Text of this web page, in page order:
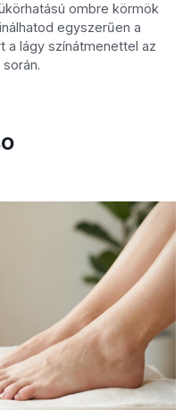
ombre körmök
egyszerűen a
a lágy színátmenettel az